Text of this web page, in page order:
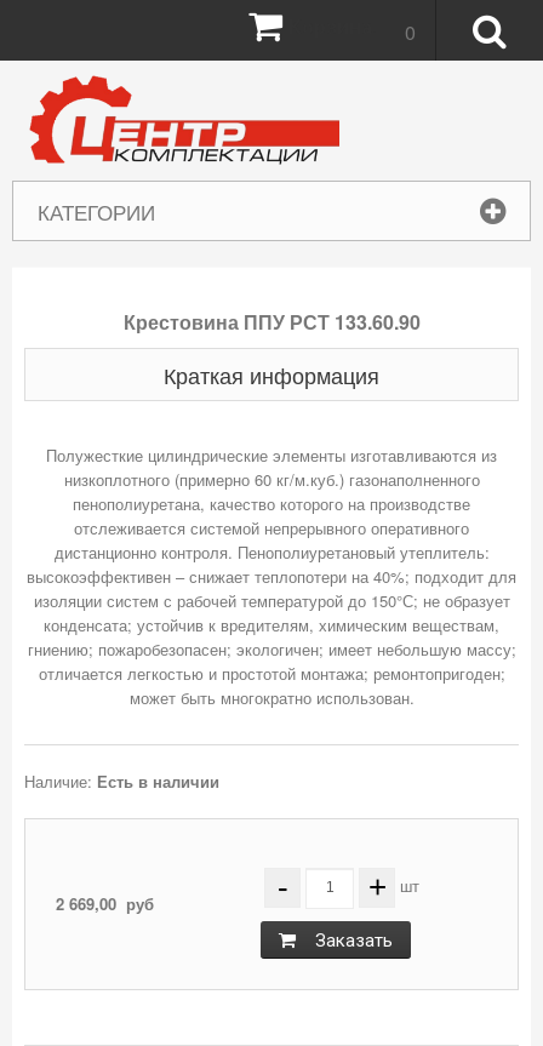
КАТЕГОРИИ
0
Крестовина ППУ РСТ 133.60.90
Краткая информация
Полужесткие цилиндрические элементы изготавливаются из
низкоплотного (примерно 60 кг/м.куб.) газонаполненного
пенополиуретана, качество которого на производстве
отслеживается системой непрерывного оперативного
дистанционно контроля. Пенополиуретановый утеплитель:
высокоэффективен – снижает теплопотери на 40%; подходит для
изоляции систем с рабочей температурой до 150°С; не образует
конденсата; устойчив к вредителям, химическим веществам,
гниению; пожаробезопасен; экологичен; имеет небольшую массу;
отличается легкостью и простотой монтажа; ремонтопригоден;
Наличие: Есть в наличии
2 669,00руб - + шт
Заказать